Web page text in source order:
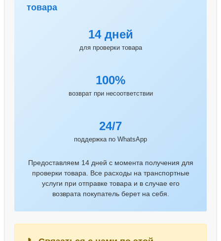
товара
14 дней
для проверки товара
100%
возврат при несоответствии
24/7
поддержка по WhatsApp
Предоставляем 14 дней с момента получения для
проверки товара. Все расходы на транспортные
услуги при отправке товара и в случае его
возврата покупатель берет на себя.